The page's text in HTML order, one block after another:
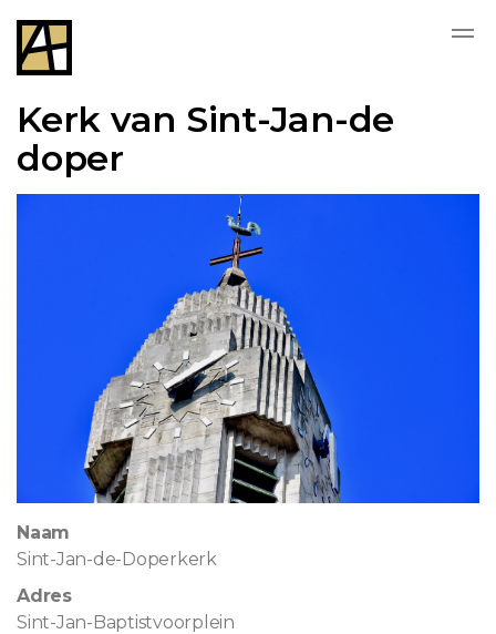
Kerk van Sint-Jan-de
doper
Naam
Sint-Jan-de-Doperkerk
Adres
Sint-Jan-Baptistvoorplein